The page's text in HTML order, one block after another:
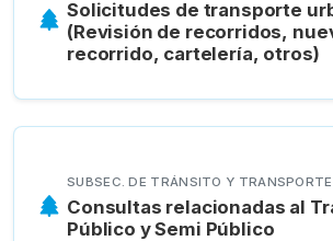
Solicitudes de transporte
(Revisión de recorridos,
recorrido, cartelería, otros)
SUBSEC. DE TRÁNSITO Y TRANSPORTE
Consultas relacionadas al
Público y Semi Público